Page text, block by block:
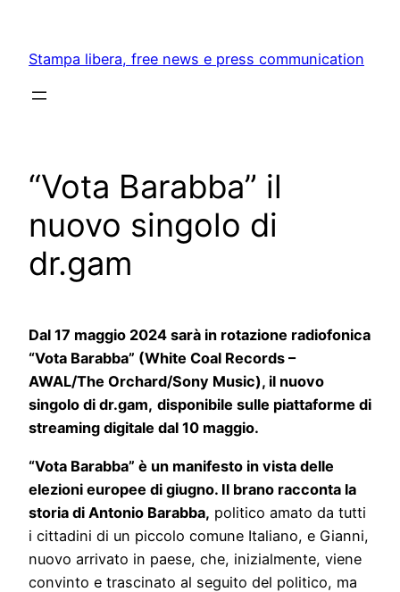
content
Stampa libera, free news e press communication
“Vota Barabba” il
nuovo singolo di
dr.gam
Dal 17 maggio 2024 sarà in rotazione radiofonica
“Vota Barabba” (White Coal Records –
AWAL/The Orchard/Sony Music), il nuovo
singolo di dr.gam, disponibile sulle piattaforme di
streaming digitale dal 10 maggio.
“Vota Barabba” è un manifesto in vista delle
elezioni europee di giugno. Il brano racconta la
storia di Antonio Barabba, politico amato da tutti
i cittadini di un piccolo comune Italiano, e Gianni,
nuovo arrivato in paese, che, inizialmente, viene
convinto e trascinato al seguito del politico, ma